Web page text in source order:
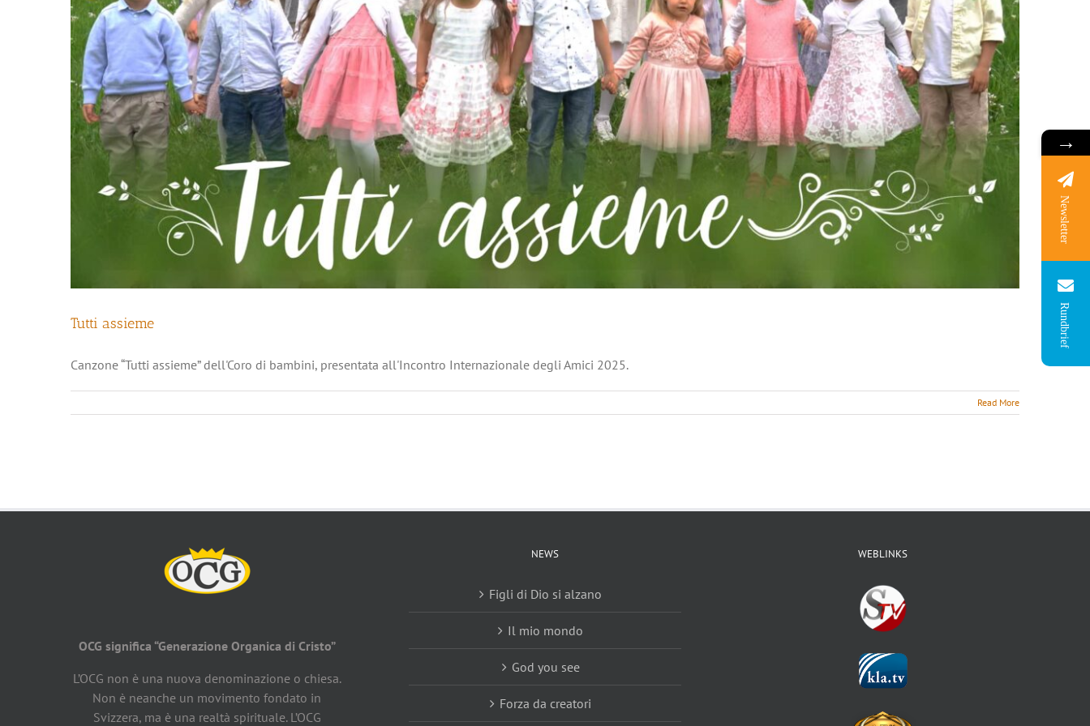
Tutti assieme
Canzone “Tutti assieme” dell'Coro di bambini, presentata all'Incontro Internazionale degli Amici 2025.
Read More
OCG significa “Generazione Organica di Cristo”
L’OCG non è una nuova denominazione o chiesa.
Non è neanche un movimento fondato in
Svizzera, ma è una realtà spirituale. L’OCG
NEWS
Figli di Dio si alzano
Il mio mondo
God you see
Forza da creatori
WEBLINKS
→
Newsletter
Rundbrief